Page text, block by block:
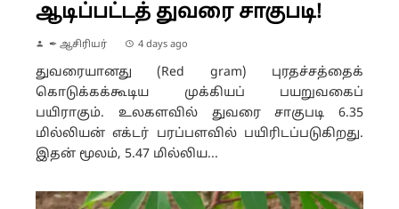
ஆடிப்பட்டத் துவரை சாகுபடி!
✒ ஆசிரியர் 4 days ago
துவரையானது (Red gram) புரதச்சத்தைக்
கொடுக்கக்கூடிய முக்கியப் பயறுவகைப்
பயிராகும். உலகளவில் துவரை சாகுபடி 6.35
மில்லியன் எக்டர் பரப்பளவில் பயிரிடப்படுகிறது.
இதன் மூலம், 5.47 மில்லிய...